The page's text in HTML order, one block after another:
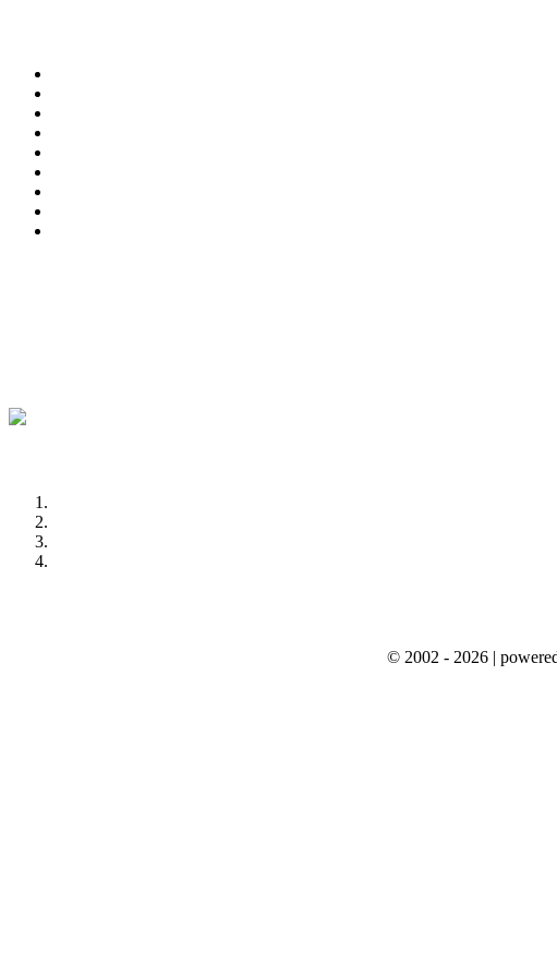
© 2002 - 2026 |